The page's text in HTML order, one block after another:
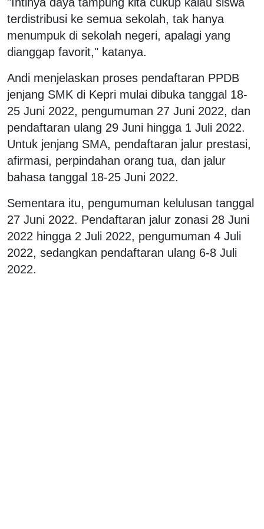
terdistribusi ke semua sekolah, tak hanya
menumpuk di sekolah negeri, apalagi yang
dianggap favorit," katanya.
Andi menjelaskan proses pendaftaran PPDB
jenjang SMK di Kepri mulai dibuka tanggal 18-
25 Juni 2022, pengumuman 27 Juni 2022, dan
pendaftaran ulang 29 Juni hingga 1 Juli 2022.
Untuk jenjang SMA, pendaftaran jalur prestasi,
afirmasi, perpindahan orang tua, dan jalur
bahasa tanggal 18-25 Juni 2022.
Sementara itu, pengumuman kelulusan tanggal
27 Juni 2022. Pendaftaran jalur zonasi 28 Juni
2022 hingga 2 Juli 2022, pengumuman 4 Juli
2022, sedangkan pendaftaran ulang 6-8 Juli
2022.